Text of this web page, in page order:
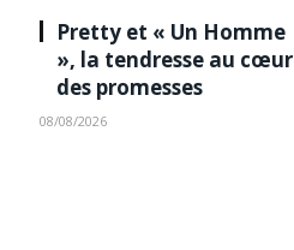
Pretty et « Un Homme
», la tendresse au cœur
des promesses
08/08/2026